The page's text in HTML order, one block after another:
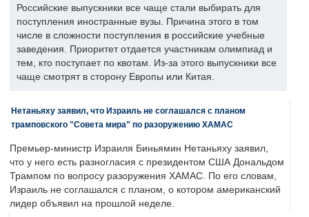
Российские выпускники все чаще стали выбирать для
поступления иностранные вузы. Причина этого в том
числе в сложности поступления в российские учебные
заведения. Приоритет отдается участникам олимпиад и
тем, кто поступает по квотам. Из-за этого выпускники все
чаще смотрят в сторону Европы или Китая.
Нетаньяху заявил, что Израиль не соглашался с планом
трамповского "Совета мира" по разоружению ХАМАС
Премьер-министр Израиля Биньямин Нетаньяху заявил,
что у него есть разногласия с президентом США Дональдом
Трампом по вопросу разоружения ХАМАС. По его словам,
Израиль не соглашался с планом, о котором американский
лидер объявил на прошлой неделе.